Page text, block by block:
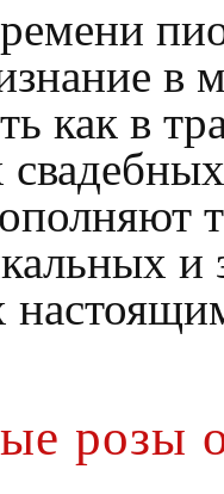
в
как в
розы